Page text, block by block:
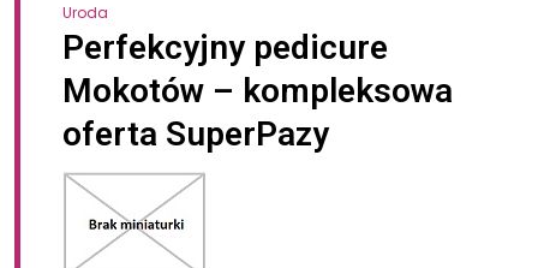
Uroda
Perfekcyjny pedicure
Mokotów – kompleksowa
oferta SuperPazy